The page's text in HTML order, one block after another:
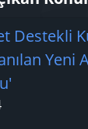
Destekli
Yeni